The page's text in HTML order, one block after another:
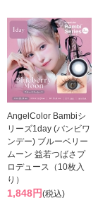
AngelColor Bambiシ
リーズ1day (バンビワ
ンデー) ブルーベリー
ムーン 益若つばさプ
ロデュース（10枚入
り）
1,848円(税込)